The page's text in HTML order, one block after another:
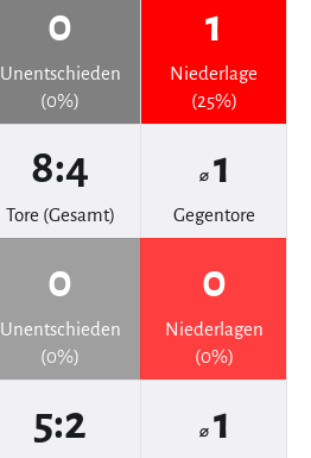
0
Unentschieden
(0%)
1
Niederlage
(25%)
8:4
Tore (Gesamt)
⌀ 1
Gegentore
0
Unentschieden
(0%)
0
Niederlagen
(0%)
5:2 ⌀ 1